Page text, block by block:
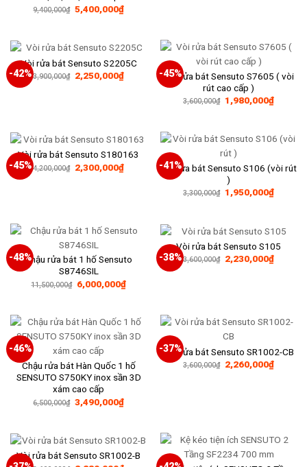
9,400,000₫ Giá
gốc
5,400,000₫Giá
hiện
5,400,000₫.
-42%
Vòi rửa bát Sensuto S2205C
3,900,000₫ Giá
gốc
2,250,000₫Giá
hiện
-45%
Vòi rửa bát Sensuto S7605 ( vòi
rút cao cấp )
3,600,000₫ Giá
gốc
1,980,000₫Giá
hiện
-45%
Vòi rửa bát Sensuto S180163
4,200,000₫ Giá
gốc
2,300,000₫Giá
hiện
-41%
Vòi rửa bát Sensuto S106 (vòi rút
)
3,300,000₫ Giá
gốc
1,950,000₫Giá
hiện
-48%Chậu rửa bát 1 hố Sensuto
S8746SIL
11,500,000₫ Giá
gốc
6,000,000₫Giá
hiện
6,000,000₫.
-38%
Vòi rửa bát Sensuto S105
3,600,000₫ Giá
gốc
2,230,000₫Giá
hiện
-46%
Chậu rửa bát Hàn Quốc 1 hố
SENSUTO S750KY inox sần 3D
xám cao cấp
6,500,000₫ Giá
gốc
3,490,000₫Giá
hiện
3,490,000₫.
-37%
Vòi rửa bát Sensuto SR1002-CB
3,600,000₫ Giá
gốc
2,260,000₫Giá
hiện
Vòi rửa bát Sensuto SR1002-B